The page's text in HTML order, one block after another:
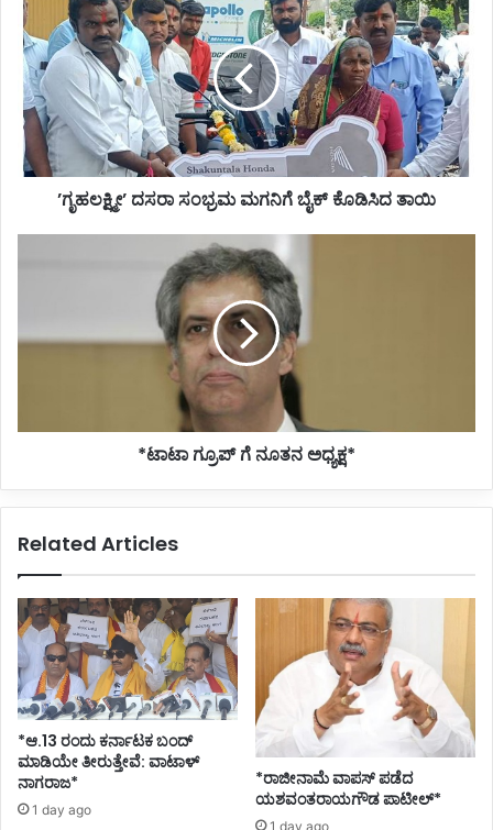
ದಸರಾ
ಸಂಭ್ರಮ
ಮಗನಿಗೆ
ಬೈಕ್
ಕೊಡಿಸಿದ
ತಾಯಿ
’ಗೃಹಲಕ್ಷ್ಮೀ’ ದಸರಾ ಸಂಭ್ರಮ ಮಗನಿಗೆ ಬೈಕ್ ಕೊಡಿಸಿದ ತಾಯಿ
ಅಧ್ಯಕ್ಷ*
*ಟಾಟಾ ಗ್ರೂಪ್ ಗೆ ನೂತನ ಅಧ್ಯಕ್ಷ*
Related Articles
*ಆ.13 ರಂದು ಕರ್ನಾಟಕ ಬಂದ್
ಮಾಡಿಯೇ ತೀರುತ್ತೇವೆ: ವಾಟಾಳ್
ನಾಗರಾಜ*
1 day ago
*ರಾಜೀನಾಮೆ ವಾಪಸ್ ಪಡೆದ
ಯಶವಂತರಾಯಗೌಡ ಪಾಟೀಲ್*
1 day ago